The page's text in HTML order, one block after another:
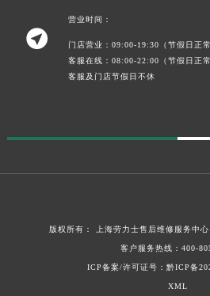

营业时间：
门店营业：09:00-19:30（节假日正常
客服在线：08:00-22:00（节假日正常
客服及门店节假日不休
版权所有： 上海劳力士售后维修服务中心
客户服务热线： 400-
ICP备案/许可证号：黔ICP备
XML